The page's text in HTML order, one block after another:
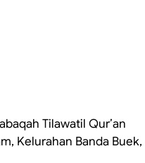
Tilawatil Qur’an
Kelurahan Banda Buek,